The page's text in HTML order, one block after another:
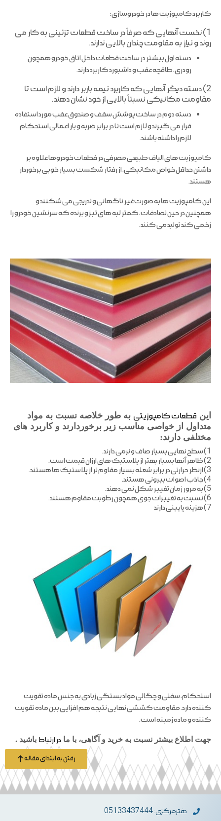
کاربرد کامپوزیت ها در خودروسازی:
1) نخست آنهایی که صرفاً در ساخت قطعات تزئینی به کار می
روند و نیاز به مقاومت چندان بالایی ندارند.
دسته اول بیشتر در ساخت قطعات داخل اتاق خودرو همچون
رودری، طاقچه عقب و داشبورد کاربرد دارند.
2) دسته دیگر آنهایی که کاربرد نیمه باربر دارند و لازم است تا
مقاومت مکانیکی نسبتاً بالایی از خود نشان دهند.
دسته دوم در ساخت پوشش سقف و صندوق عقب مورد استفاده
قرار می گیرند و لازم است تا در برابر ضربه و بار اعمالی استحکام
لازم را داشته باشند.
کامپوزیت های الیاف طبیعی مصرفی در قطعات خودروها علاوه بر
داشتن حداقل خواص مکانیکی، از رفتار شکست بسیار خوبی برخوردار
هستند.
این کامپوزیت ها به صورت غیر ناگهانی و تدریجی می شکنند و
همچنین در حین تصادفات، کمتر لبه های تیز و برنده که سرنشین خودرو را
زخمی کند تولید می کنند.
این قطعات کامپوزیتی به طور خلاصه نسبت به مواد
متداول از خواصی مناسب زیر برخوردارند و کاربرد های
مختلفی دارند:
1) سطح نهایی بسیار صاف و نرمی دارند.
2) ظاهر آنها بسیار بهتر از پلاستیک های ارزان قیمت است.
3) ازنظر حرارتی در برابر شعله بسیار مقاوم تر از پلاستیک ها هستند.
4) جاذب اصوات بیرونی هستند.
5) به مرور زمان تغییر شکل نمی دهند.
6) نسبت به تغییرات جوی همچون رطوبت مقاوم هستند.
7) هزینه پایینی دارند
استحکام، سفتی و چگالی مواد بستگی زیادی به جنس ماده تقویت
کننده دارد. مقاومت کششی نهایی نتیجه هم افزایی بین ماده تقویت
کننده و ماده زمینه است.
جهت اطلاع بیشتر نسبت به خرید و آگاهی، با ما در ارتباط باشید .
رفتن به ابتدای مقاله
دفترمرکزی : 05133437444